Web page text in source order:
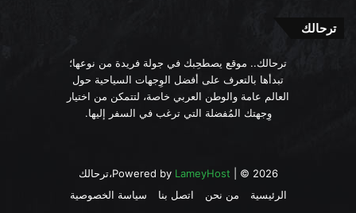
ترحالك
ترحالك.. موقع يصطحِبك في جولة فريدة من نوعها؛
تبدأها بالتعرف على أفضل الوِجهات السياحية حول
العالم عامة والوطن العربي خاصة، لتتمكن من اختيار
وِجهتك المُفضلة التي ترغب في السفر إليها.
Powered by LameyHost | © 2026،ترحالك
الرئيسية
من نحن اتصل بنا سياسة الخصوصية